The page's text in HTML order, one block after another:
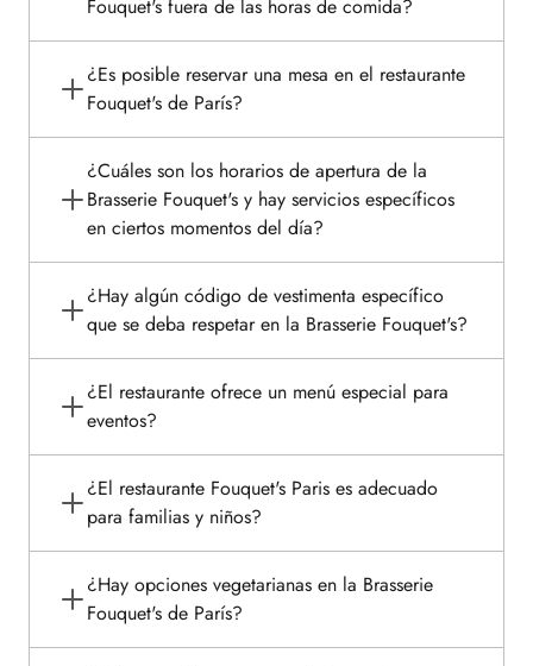
Fouquet's fuera de las horas de comida?
¿Es posible reservar una mesa en el restaurante
Fouquet's de París?
¿Cuáles son los horarios de apertura de la
Brasserie Fouquet's y hay servicios específicos
en ciertos momentos del día?
¿Hay algún código de vestimenta específico
que se deba respetar en la Brasserie Fouquet's?
¿El restaurante ofrece un menú especial para
eventos?
¿El restaurante Fouquet's Paris es adecuado
para familias y niños?
¿Hay opciones vegetarianas en la Brasserie
Fouquet's de París?